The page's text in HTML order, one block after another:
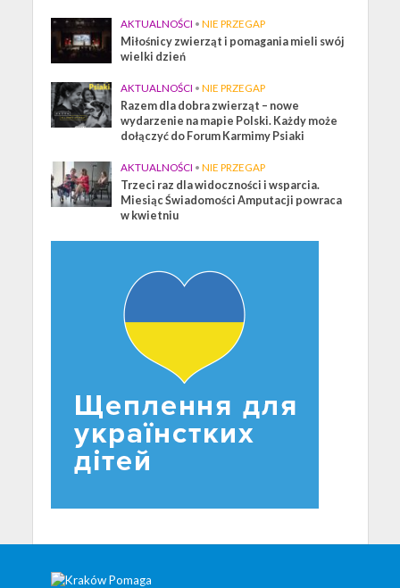
AKTUALNOŚCI • NIE PRZEGAP
Miłośnicy zwierząt i pomagania mieli swój
wielki dzień
AKTUALNOŚCI • NIE PRZEGAP
Razem dla dobra zwierząt – nowe
wydarzenie na mapie Polski. Każdy może
dołączyć do Forum Karmimy Psiaki
AKTUALNOŚCI • NIE PRZEGAP
Trzeci raz dla widoczności i wsparcia.
Miesiąc Świadomości Amputacji powraca
w kwietniu